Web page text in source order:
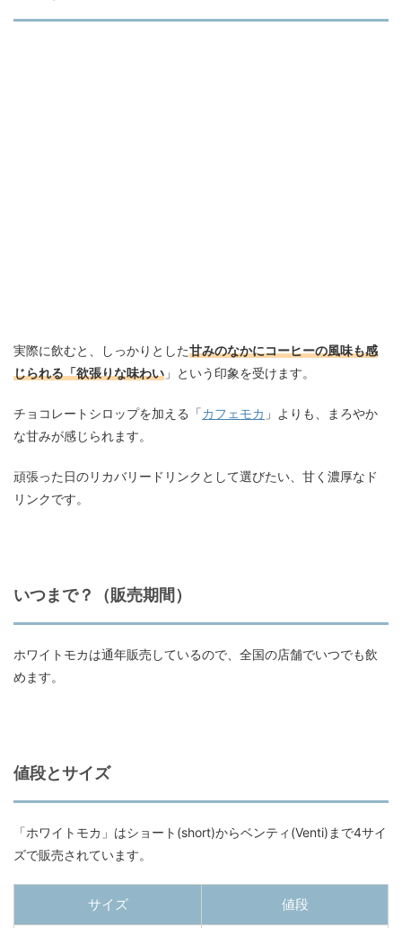
実際に飲むと、しっかりとした甘みのなかにコーヒーの風味も感
じられる「欲張りな味わい 」という印象を受けます。
チョコレートシロップを加える「カフェモカ 」よりも、まろやか
な甘みが感じられます。
頑張った日のリカバリードリンクとして選びたい、甘く濃厚なド
リンクです。
いつまで？（販売期間）
ホワイトモカは通年販売しているので、全国の店舗でいつでも飲
めます。
値段とサイズ
「ホワイトモカ」はショート(short)からベンティ(Venti)まで4サイ
ズで販売されています。
サイズ 値段